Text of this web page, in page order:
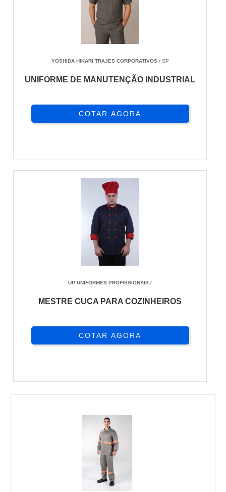
YOSHIDA HIKARI TRAJES CORPORATIVOS/ SP
UNIFORME DE MANUTENÇÃO INDUSTRIAL
COTAR AGORA
UP UNIFORMES PROFISSIONAIS /
MESTRE CUCA PARA COZINHEIROS
COTAR AGORA